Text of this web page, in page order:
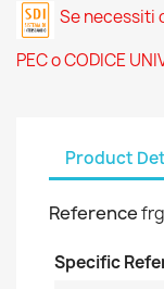
Se necessiti
PEC o CODICE
Product
Reference
Specific